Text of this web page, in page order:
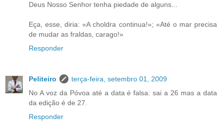
Deus Nosso Senhor tenha piedade de alguns...
Eça, esse, diria: «A choldra continua!»; «Até o mar precisa
de mudar as fraldas, carago!»
Responder
Peliteiro
terça-feira, setembro 01, 2009
No A voz da Póvoa até a data é falsa: sai a 26 mas a data
da edição é de 27.
Responder